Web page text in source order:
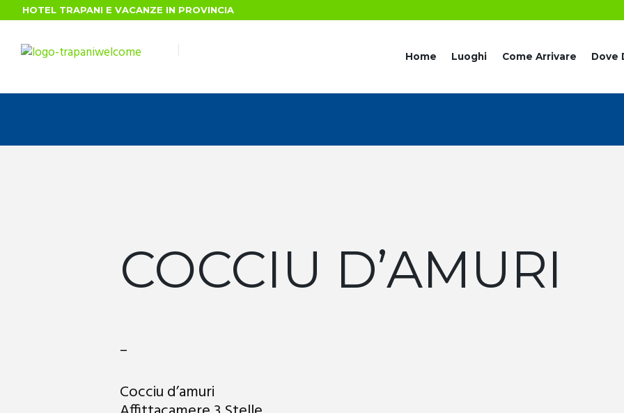
HOTEL TRAPANI E VACANZE IN PROVINCIA
Home Luoghi Come Arrivare Dove
COCCIU D’AMURI
–
Cocciu d’amuri